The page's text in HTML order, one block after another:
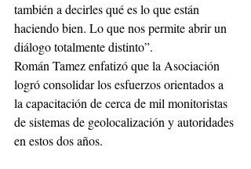
también a decirles qué es lo que están
haciendo bien. Lo que nos permite abrir un
diálogo totalmente distinto”.
Román Tamez enfatizó que la Asociación
logró consolidar los esfuerzos orientados a
la capacitación de cerca de mil monitoristas
de sistemas de geolocalización y autoridades
en estos dos años.